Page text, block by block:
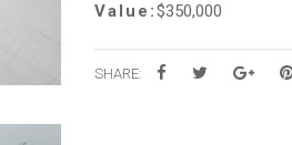
Value:$350,000
SHARE: